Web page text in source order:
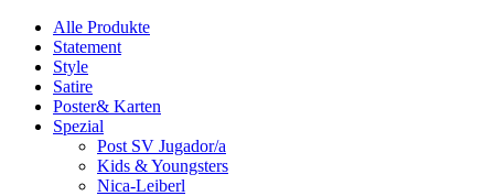
Alle Produkte
Statement
Style
Satire
Poster& Karten
Spezial
Post SV Jugador/a
Kids & Youngsters
Nica-Leiberl